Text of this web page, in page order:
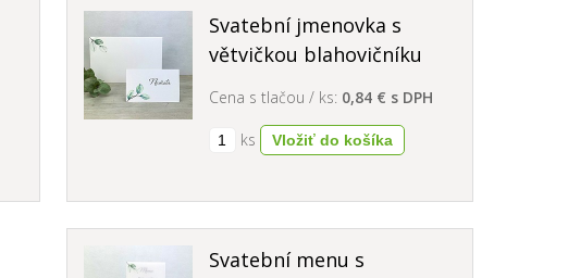
Svatební jmenovka s
větvičkou blahovičníku
Cena s tlačou / ks: 0,84 € s DPH
ks
Svatební menu s